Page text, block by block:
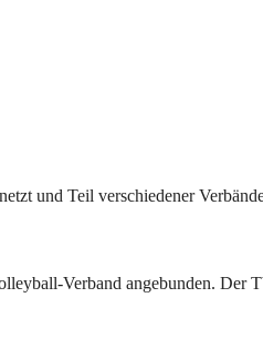
und Teil verschiedener
Verband angebunden. Der